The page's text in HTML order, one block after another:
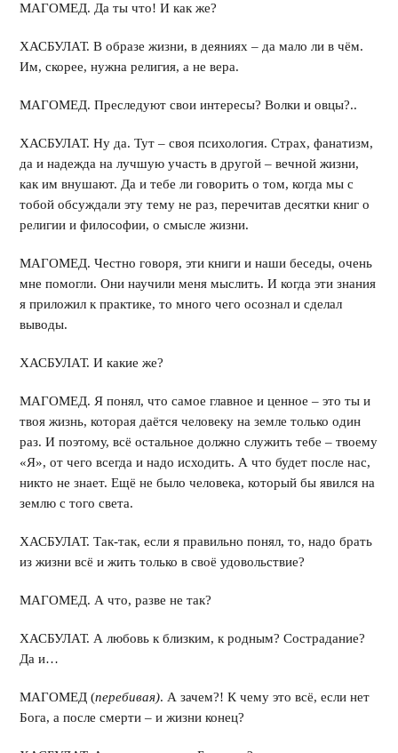
МАГОМЕД. Да ты что! И как же?
ХАСБУЛАТ. В образе жизни, в деяниях – да мало ли в чём.
Им, скорее, нужна религия, а не вера.
МАГОМЕД. Преследуют свои интересы? Волки и овцы?..
ХАСБУЛАТ. Ну да. Тут – своя психология. Страх, фанатизм,
да и надежда на лучшую участь в другой – вечной жизни,
как им внушают. Да и тебе ли говорить о том, когда мы с
тобой обсуждали эту тему не раз, перечитав десятки книг о
религии и философии, о смысле жизни.
МАГОМЕД. Честно говоря, эти книги и наши беседы, очень
мне помогли. Они научили меня мыслить. И когда эти знания
я приложил к практике, то много чего осознал и сделал
выводы.
ХАСБУЛАТ. И какие же?
МАГОМЕД. Я понял, что самое главное и ценное – это ты и
твоя жизнь, которая даётся человеку на земле только один
раз. И поэтому, всё остальное должно служить тебе – твоему
«Я», от чего всегда и надо исходить. А что будет после нас,
никто не знает. Ещё не было человека, который бы явился на
землю с того света.
ХАСБУЛАТ. Так-так, если я правильно понял, то, надо брать
из жизни всё и жить только в своё удовольствие?
МАГОМЕД. А что, разве не так?
ХАСБУЛАТ. А любовь к близким, к родным? Сострадание?
Да и…
МАГОМЕД (перебивая). А зачем?! К чему это всё, если нет
Бога, а после смерти – и жизни конец?